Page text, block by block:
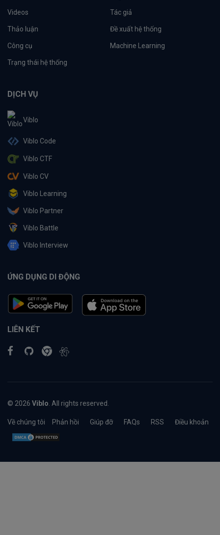
Videos Tác giả
Thảo luận Đề xuất hệ thống
Công cụ Machine Learning
Trạng thái hệ thống
DỊCH VỤ
Viblo
Viblo Code
Viblo CTF
Viblo CV
Viblo Learning
Viblo Partner
Viblo Battle
Viblo Interview
ỨNG DỤNG DI ĐỘNG
LIÊN KẾT
© 2026 Viblo . All rights reserved.
Về chúng tôi Phản hồi Giúp đỡ FAQs RSS Điều khoản